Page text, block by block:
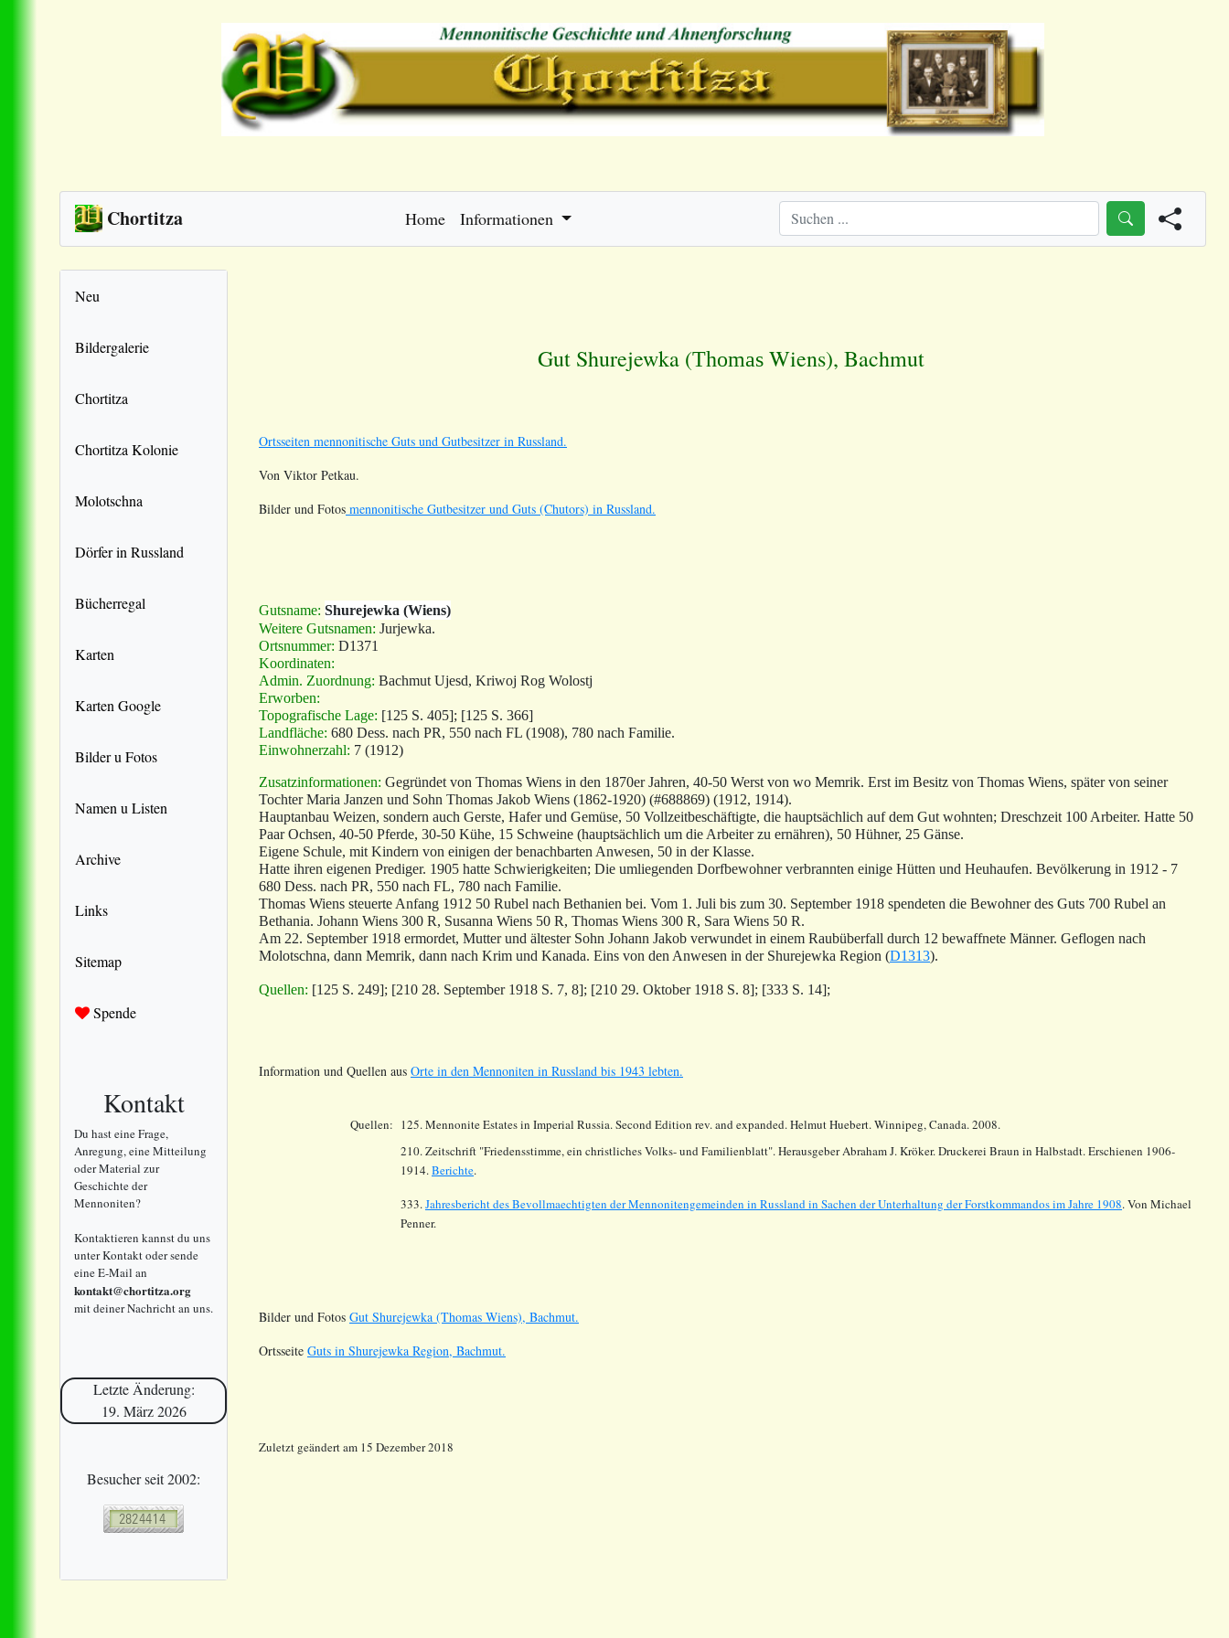
Chortitza Home Informationen
Neu
Bildergalerie
Chortitza
Chortitza Kolonie
Molotschna
Dörfer in Russland
Bücherregal
Karten
Karten Google
Bilder u Fotos
Namen u Listen
Archive
Links
Sitemap
Spende
Kontakt
Du hast eine Frage,
Anregung, eine Mitteilung
oder Material zur
Geschichte der
Mennoniten?
Kontaktieren kannst du uns
unter Kontakt oder sende
eine E-Mail an
kontakt@chortitza.org
mit deiner Nachricht an uns.
Letzte Änderung:
19. März 2026
Besucher seit 2002:
Gut Shurejewka (Thomas Wiens), Bachmut
Ortsseiten mennonitische Guts und Gutbesitzer in Russland.
Von Viktor Petkau.
Bilder und Fotos mennonitische Gutbesitzer und Guts (Chutors) in Russland.
Gutsname: Shurejewka (Wiens)
Weitere Gutsnamen: Jurjewka.
Ortsnummer: D1371
Koordinaten:
Admin. Zuordnung: Bachmut Ujesd, Kriwoj Rog Wolostj
Erworben:
Topografische Lage: [125 S. 405]; [125 S. 366]
Landfläche: 680 Dess. nach PR, 550 nach FL (1908), 780 nach Familie.
Einwohnerzahl: 7 (1912)
Zusatzinformationen: Gegründet von Thomas Wiens in den 1870er Jahren, 40-50 Werst von wo Memrik. Erst im Besitz von Thomas Wiens, später von seiner
Tochter Maria Janzen und Sohn Thomas Jakob Wiens (1862-1920) (#688869) (1912, 1914).
Hauptanbau Weizen, sondern auch Gerste, Hafer und Gemüse, 50 Vollzeitbeschäftigte, die hauptsächlich auf dem Gut wohnten; Dreschzeit 100 Arbeiter. Hatte 50
Paar Ochsen, 40-50 Pferde, 30-50 Kühe, 15 Schweine (hauptsächlich um die Arbeiter zu ernähren), 50 Hühner, 25 Gänse.
Eigene Schule, mit Kindern von einigen der benachbarten Anwesen, 50 in der Klasse.
Hatte ihren eigenen Prediger. 1905 hatte Schwierigkeiten; Die umliegenden Dorfbewohner verbrannten einige Hütten und Heuhaufen. Bevölkerung in 1912 - 7
680 Dess. nach PR, 550 nach FL, 780 nach Familie.
Thomas Wiens steuerte Anfang 1912 50 Rubel nach Bethanien bei. Vom 1. Juli bis zum 30. September 1918 spendeten die Bewohner des Guts 700 Rubel an
Bethania. Johann Wiens 300 R, Susanna Wiens 50 R, Thomas Wiens 300 R, Sara Wiens 50 R.
Am 22. September 1918 ermordet, Mutter und ältester Sohn Johann Jakob verwundet in einem Raubüberfall durch 12 bewaffnete Männer. Geflogen nach
Molotschna, dann Memrik, dann nach Krim und Kanada. Eins von den Anwesen in der Shurejewka Region (D1313).
Quellen: [125 S. 249]; [210 28. September 1918 S. 7, 8]; [210 29. Oktober 1918 S. 8]; [333 S. 14];
Information und Quellen aus Orte in den Mennoniten in Russland bis 1943 lebten.
Quellen: 125. Mennonite Estates in Imperial Russia. Second Edition rev. and expanded. Helmut Huebert. Winnipeg, Canada. 2008.
210. Zeitschrift "Friedensstimme, ein christliches Volks- und Familienblatt". Herausgeber Abraham J. Kröker. Druckerei Braun in Halbstadt. Erschienen 1906-
1914.Berichte.
333.Jahresbericht des Bevollmaechtigten der Mennonitengemeinden in Russland in Sachen der Unterhaltung der Forstkommandos im Jahre 1908. Von Michael
Penner.
Bilder und Fotos Gut Shurejewka (Thomas Wiens), Bachmut.
Ortsseite Guts in Shurejewka Region, Bachmut.
Zuletzt geändert am 15 Dezember 2018